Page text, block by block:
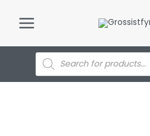
Main
MenuProducts
search